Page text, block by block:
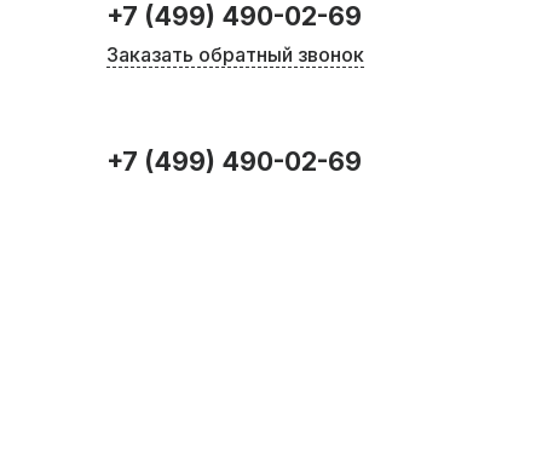
+7 (499) 490-02-69
Заказать обратный звонок
+7 (499) 490-02-69